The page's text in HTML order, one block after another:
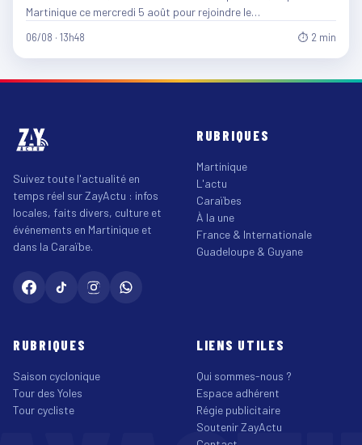
Martinique ce mercredi 5 août pour rejoindre le…
06/08 · 13h48 ⏱ 2 min
Suivez toute l'actualité en
temps réel sur ZayActu : infos
locales, faits divers, culture et
événements en Martinique et
dans la Caraïbe.
RUBRIQUES
Martinique
L'actu
Caraïbes
À la une
France & Internationale
Guadeloupe & Guyane
RUBRIQUES
Saison cyclonique
Tour des Yoles
Tour cycliste
LIENS UTILES
Qui sommes-nous ?
Espace adhérent
Régie publicitaire
Soutenir ZayActu